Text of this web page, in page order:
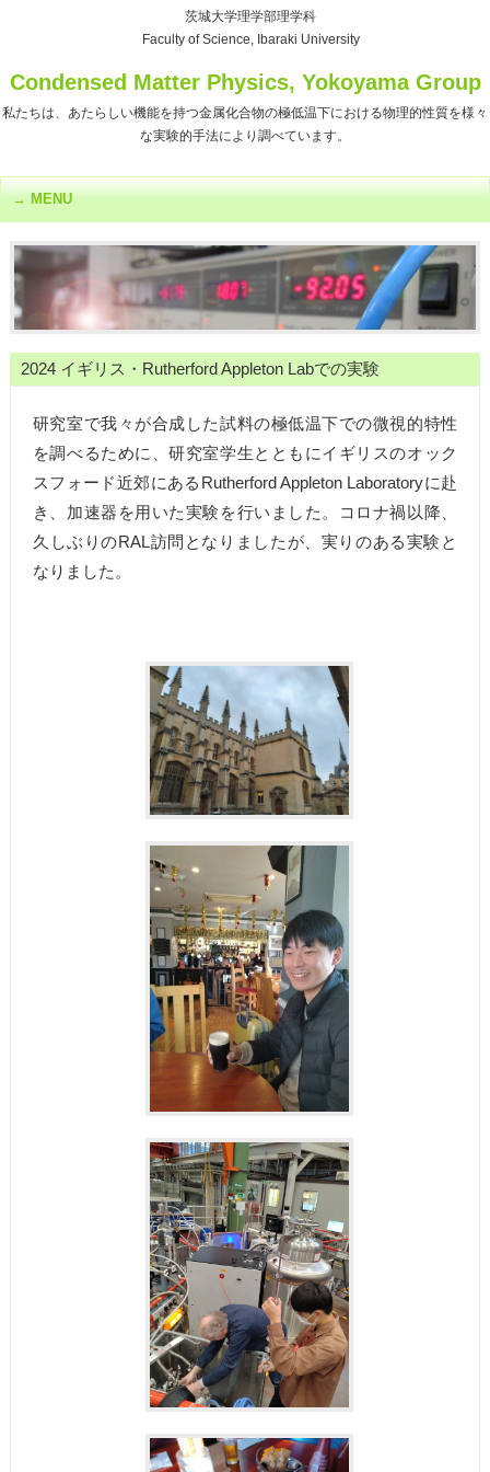
茨城大学理学部理学科
Faculty of Science, Ibaraki University
Condensed Matter Physics, Yokoyama Group
私たちは、あたらしい機能を持つ金属化合物の極低温下における物理的性質を様々
な実験的手法により調べています。
MENU
2024 イギリス・Rutherford Appleton Labでの実験
研究室で我々が合成した試料の極低温下での微視的特性
を調べるために、研究室学生とともにイギリスのオック
スフォード近郊にあるRutherford Appleton Laboratoryに赴
き、加速器を用いた実験を行いました。コロナ禍以降、
久しぶりのRAL訪問となりましたが、実りのある実験と
なりました。